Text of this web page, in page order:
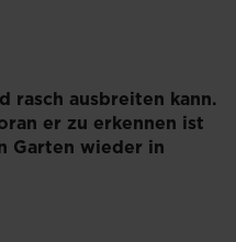
rasch ausbreiten kann.
er zu erkennen ist
Garten wieder in